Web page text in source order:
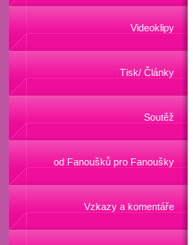
Videoklipy
Tisk/ Články
Soutěž
od Fanoušků pro Fanoušky
Vzkazy a komentáře